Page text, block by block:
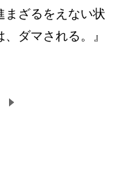
まざるをえない状
ダマされる。』